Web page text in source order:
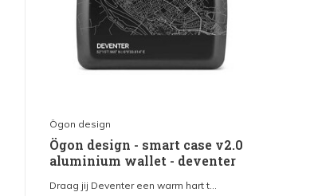
Ögon design
Ögon design - smart case v2.0
aluminium wallet - deventer
Draag jij Deventer een warm hart t...